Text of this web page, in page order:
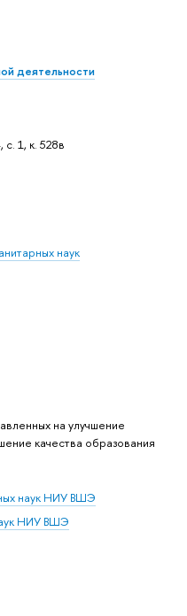
деятельности
1, к. 528в
наук
на улучшение
качества образования
наук НИУ ВШЭ
НИУ ВШЭ